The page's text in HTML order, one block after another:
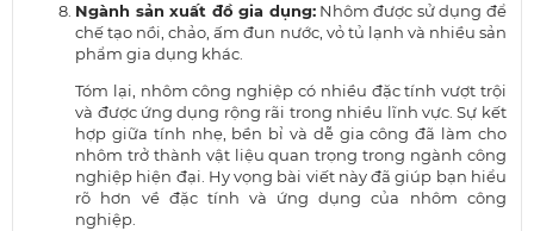
Ngành sản xuất đồ gia dụng:Nhôm được sử dụng để
chế tạo nồi, chảo, ấm đun nước, vỏ tủ lạnh và nhiều sản
phẩm gia dụng khác.
Tóm lại, nhôm công nghiệp có nhiều đặc tính vượt trội
và được ứng dụng rộng rãi trong nhiều lĩnh vực. Sự kết
hợp giữa tính nhẹ, bền bỉ và dễ gia công đã làm cho
nhôm trở thành vật liệu quan trọng trong ngành công
nghiệp hiện đại. Hy vọng bài viết này đã giúp bạn hiểu
rõ hơn về đặc tính và ứng dụng của nhôm công
nghiệp.